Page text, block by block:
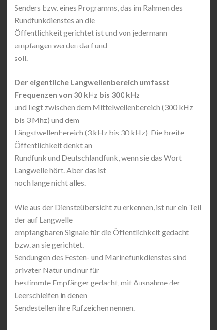
Senders bzw. eines Programms, das im Rahmen des
Rundfunkdienstes an die
Öffentlichkeit gerichtet ist und von jedermann
empfangen werden darf und
soll.
Der eigentliche Langwellenbereich umfasst
Frequenzen von 30 kHz bis 300 kHz
und liegt zwischen dem Mittelwellenbereich (300 kHz
bis 3 Mhz) und dem
Längstwellenbereich (3 kHz bis 30 kHz). Die breite
Öffentlichkeit denkt an
Rundfunk und Deutschlandfunk, wenn sie das Wort
Langwelle hört. Aber das ist
noch lange nicht alles.
Wie aus der Diensteübersicht zu erkennen, ist nur ein Teil
der auf Langwelle
empfangbaren Signale für die Öffentlichkeit gedacht
bzw. an sie gerichtet.
Sendungen des Festen- und Marinefunkdienstes sind
privater Natur und nur für
bestimmte Empfänger gedacht, mit Ausnahme der
Leerschleifen in denen
Sendestellen ihre Rufzeichen nennen.